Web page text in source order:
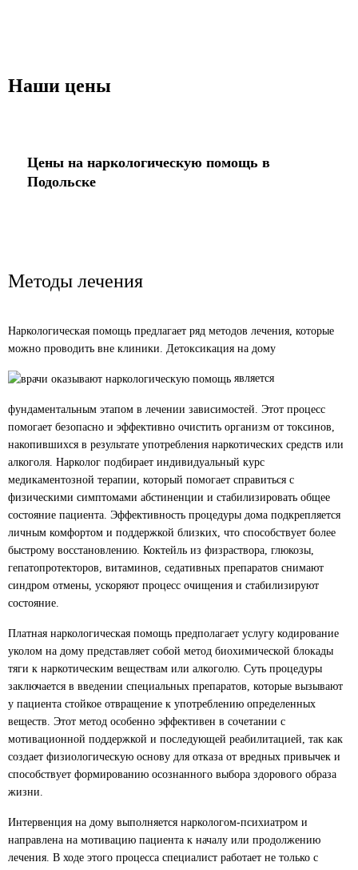
Наши цены
Цены на наркологическую помощь в
Подольске
от5 000 ₽
Детоксикация организма
от4 500₽
ЗАКАЗАТЬ ЗВОНОК
Вызов нарколога на дом
Стоимость услуги
от5 500₽
Интервенция
Стоимость услуги
от2 000₽
ЗАКАЗАТЬ ЗВОНОК
Методы лечения
Наркологическая помощь предлагает ряд методов лечения, которые
можно проводить вне клиники. Детоксикация на дому
является
фундаментальным этапом в лечении зависимостей. Этот процесс
помогает безопасно и эффективно очистить организм от токсинов,
накопившихся в результате употребления наркотических средств или
алкоголя. Нарколог подбирает индивидуальный курс
медикаментозной терапии, который помогает справиться с
физическими симптомами абстиненции и стабилизировать общее
состояние пациента. Эффективность процедуры дома подкрепляется
личным комфортом и поддержкой близких, что способствует более
быстрому восстановлению. Коктейль из физраствора, глюкозы,
гепатопротекторов, витаминов, седативных препаратов снимают
синдром отмены, ускоряют процесс очищения и стабилизируют
состояние.
Платная наркологическая помощь предполагает услугу кодирование
уколом на дому представляет собой метод биохимической блокады
тяги к наркотическим веществам или алкоголю. Суть процедуры
заключается в введении специальных препаратов, которые вызывают
у пациента стойкое отвращение к употреблению определенных
веществ. Этот метод особенно эффективен в сочетании с
мотивационной поддержкой и последующей реабилитацией, так как
создает физиологическую основу для отказа от вредных привычек и
способствует формированию осознанного выбора здорового образа
жизни.
Интервенция на дому выполняется наркологом-психиатром и
направлена на мотивацию пациента к началу или продолжению
лечения. В ходе этого процесса специалист работает не только с